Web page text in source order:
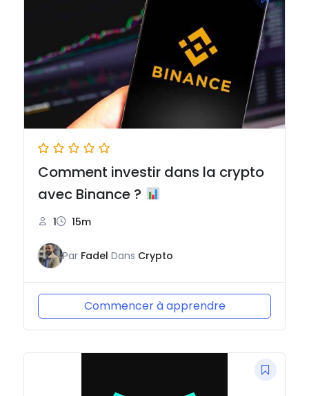
Comment investir dans la crypto
avec Binance ?
1 15m
Par Fadel Dans Crypto
Commencer à apprendre